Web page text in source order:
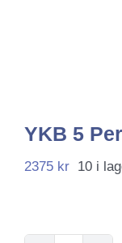
YKB 5
2375 kr 10 i